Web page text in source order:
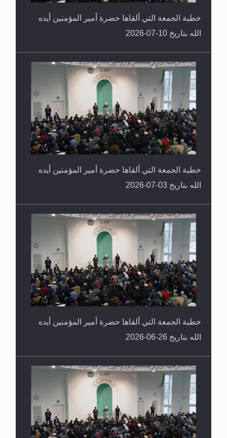
خطبة الجمعة التي ألقاها حضرة أمير المؤمنين أيده
الله بتاريخ 10-07-2026
خطبة الجمعة التي ألقاها حضرة أمير المؤمنين أيده
الله بتاريخ 03-07-2026
خطبة الجمعة التي ألقاها حضرة أمير المؤمنين أيده
الله بتاريخ 26-06-2026